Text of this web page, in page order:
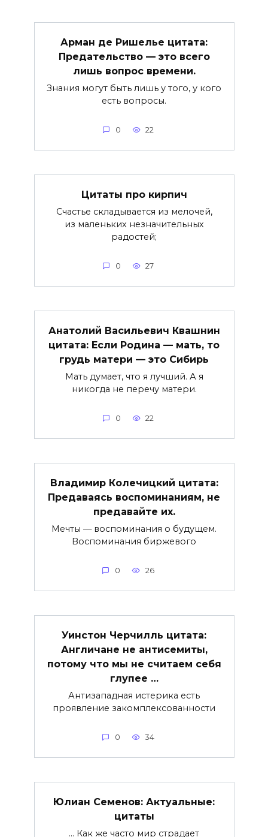
Арман де Ришелье цитата:
Предательство — это всего
лишь вопрос времени.
Знания могут быть лишь у того, у кого
есть вопросы.
0 22
Цитаты про кирпич
Счастье складывается из мелочей,
из маленьких незначительных
радостей;
0 27
Анатолий Васильевич Квашнин
цитата: Если Родина — мать, то
грудь матери — это Сибирь
Мать думает, что я лучший. А я
никогда не перечу матери.
0 22
Владимир Колечицкий цитата:
Предаваясь воспоминаниям, не
предавайте их.
Мечты — воспоминания о будущем.
Воспоминания биржевого
0 26
Уинстон Черчилль цитата:
Англичане не антисемиты,
потому что мы не считаем себя
глупее …
Антизападная истерика есть
проявление закомплексованности
0 34
Юлиан Семенов: Актуальные:
цитаты
… Как же часто мир страдает